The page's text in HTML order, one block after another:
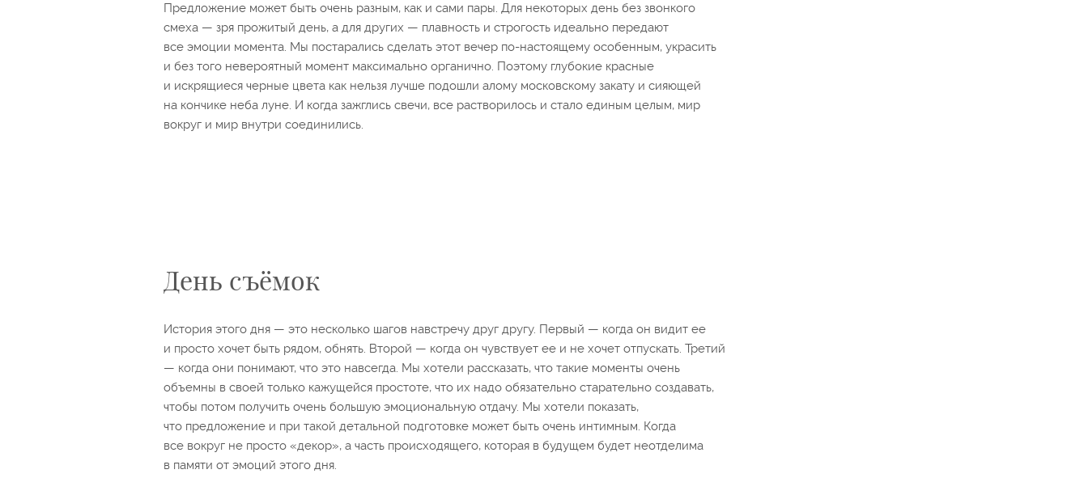
Предложение может быть очень разным, как и сами пары. Для некоторых день без звонкого
смеха — зря прожитый день, а для других — плавность и строгость идеально передают
все эмоции момента. Мы постарались сделать этот вечер по-настоящему особенным, украсить
и без того невероятный момент максимально органично. Поэтому глубокие красные
и искрящиеся черные цвета как нельзя лучше подошли алому московскому закату и сияющей
на кончике неба луне. И когда зажглись свечи, все растворилось и стало единым целым, мир
вокруг и мир внутри соединились.
День съёмок
История этого дня — это несколько шагов навстречу друг другу. Первый — когда он видит ее
и просто хочет быть рядом, обнять. Второй — когда он чувствует ее и не хочет отпускать. Третий
— когда они понимают, что это навсегда. Мы хотели рассказать, что такие моменты очень
объемны в своей только кажущейся простоте, что их надо обязательно старательно создавать,
чтобы потом получить очень большую эмоциональную отдачу. Мы хотели показать,
что предложение и при такой детальной подготовке может быть очень интимным. Когда
все вокруг не просто «декор», а часть происходящего, которая в будущем будет неотделима
в памяти от эмоций этого дня.